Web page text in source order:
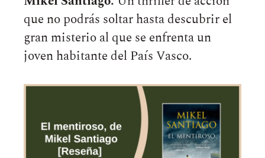
que no podrás soltar hasta descubrir el
gran misterio al que se enfrenta un
joven habitante del País Vasco.